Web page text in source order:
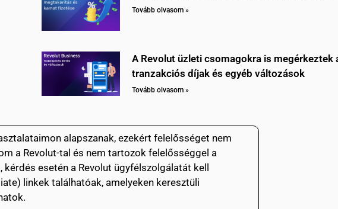
Tovább olvasom »
A Revolut üzleti csomagokra is megérkeztek
tranzakciós díjak és egyéb változások
Tovább olvasom »
alapszanak, ezekért felelősséget nem
a Revolut-tal és nem tartozok felelősséggel a
esetén a Revolut ügyfélszolgálatát kell
linkek találhatóak, amelyeken keresztüli